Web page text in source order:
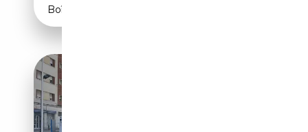
Boîte automatique